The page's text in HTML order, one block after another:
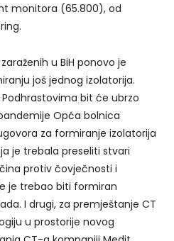
monitora (65.800), od
u BiH ponovo je
još jednog izolatorija.
bit će ubrzo
Opća bolnica
za formiranje izolatorija
je trebala preseliti stvari
protiv čovječnosti i
je trebao biti formiran
I drugi, za premještanje CT
u prostorije novog